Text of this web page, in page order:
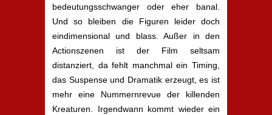
bedeutungsschwanger oder eher banal.
Und so bleiben die Figuren leider doch
eindimensional und blass. Außer in den
Actionszenen ist der Film seltsam
distanziert, da fehlt manchmal ein Timing,
das Suspense und Dramatik erzeugt, es ist
mehr eine Nummernrevue der killenden
Kreaturen. Irgendwann kommt wieder ein